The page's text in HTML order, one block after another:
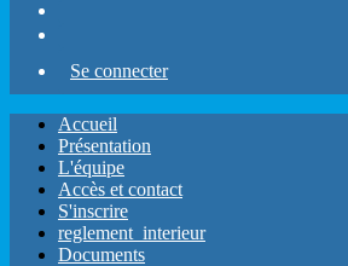
Se connecter
Accueil
Présentation
L'équipe
Accès et contact
S'inscrire
reglement_interieur
Documents